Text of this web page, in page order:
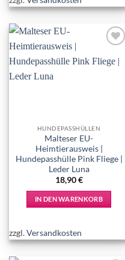
wishlist
HUNDEPASSHÜLLEN
Malteser EU-
Heimtierausweis |
Hundepasshülle Pink Fliege |
Leder Luna
18,90€
IN DEN WARENKORB
zzgl.Versandkosten